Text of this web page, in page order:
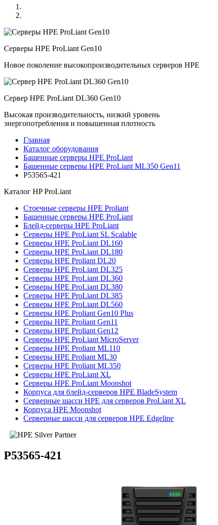
Серверы HPE ProLiant Gen10
Новое поколение высокопроизводительных серверов HPE
Сервер HPE ProLiant DL360 Gen10
Высокая производительность, низкий уровень
энергопотребления и повышенная плотность
Главная
Каталог оборудования
Башенные серверы HPE ProLiant
Башенные серверы HPE ProLiant ML350 Gen11
P53565-421
Каталог HP ProLiant
Стоечные серверы HPE Proliant
Башенные серверы HPE ProLiant
Блейд-серверы HPE ProLiant
Серверы HPE ProLiant SL Scalable
Серверы HPE ProLiant DL160
Серверы HPE ProLiant DL180
Серверы HPE Proliant DL20
Серверы HPE ProLiant DL325
Серверы HPE ProLiant DL360
Серверы HPE ProLiant DL380
Серверы HPE ProLiant DL385
Серверы HPE ProLiant DL560
Серверы HPE Proliant Gen10 Plus
Серверы HPE Proliant Gen11
Серверы HPE Proliant Gen12
Серверы HPE ProLiant MicroServer
Серверы HPE Proliant ML110
Серверы HPE Proliant ML30
Серверы HPE Proliant ML350
Серверы HPE ProLiant XL
Серверы HPE ProLiant Moonshot
Корпуса для блейд-серверов HPE BladeSystem
Серверные шасси HPE для серверов ProLiant XL
Корпуса HPE Moonshot
Серверные шасси для серверов HPE Edgeline
P53565-421